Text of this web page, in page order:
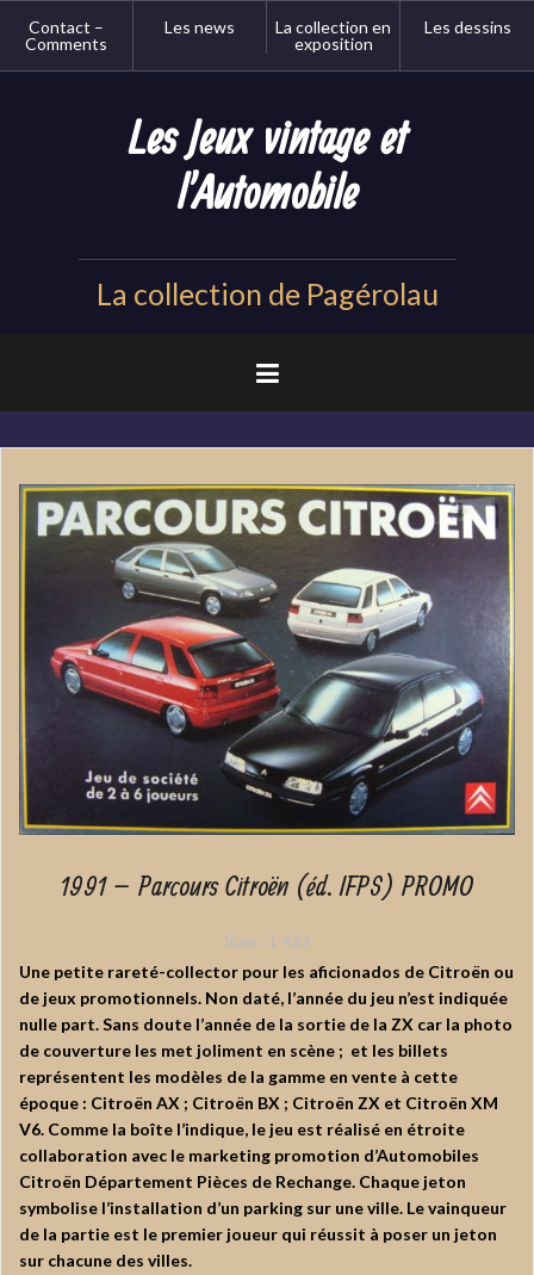
Contact –
Comments
Les news
La collection en
exposition
Les dessins
Les Jeux vintage et
l'Automobile
La collection de Pagérolau
1991 – Parcours Citroën (éd. IFPS) PROMO
Vues : 1 423
Une petite rareté-collector pour les aficionados de Citroën ou
de jeux promotionnels. Non daté, l’année du jeu n’est indiquée
nulle part. Sans doute l’année de la sortie de la ZX car la photo
de couverture les met joliment en scène ; et les billets
représentent les modèles de la gamme en vente à cette
époque : Citroën AX ; Citroën BX ; Citroën ZX et Citroën XM
V6. Comme la boîte l’indique, le jeu est réalisé en étroite
collaboration avec le marketing promotion d’Automobiles
Citroën Département Pièces de Rechange. Chaque jeton
symbolise l’installation d’un parking sur une ville. Le vainqueur
de la partie est le premier joueur qui réussit à poser un jeton
sur chacune des villes.